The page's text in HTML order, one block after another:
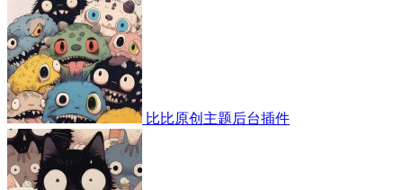
比比原创主题后台插件